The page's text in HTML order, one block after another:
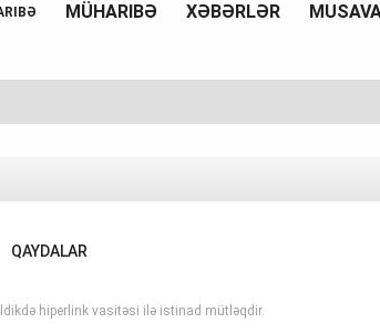
MÜHARIBƏ XƏBƏRLƏR
QAYDALAR
hiperlink vasitəsi ilə istinad mütləqdir.